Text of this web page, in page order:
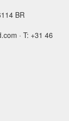
BR
· T: +31 46